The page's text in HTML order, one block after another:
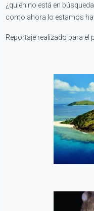
¿quién no está en
como ahora lo estamos
Reportaje realizado para el